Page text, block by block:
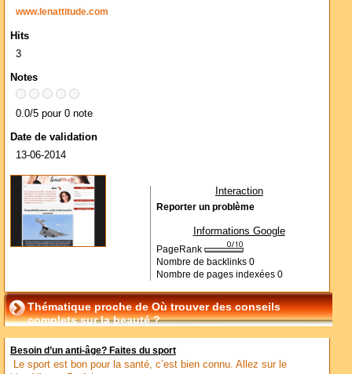
www.lenattitude.com
Hits
3
Notes
0.0/5 pour 0 note
Date de validation
13-06-2014
Interaction
Reporter un problème
Informations Google
PageRank
Nombre de backlinks 0
Nombre de pages indexées 0
Thématique proche de Où trouver des conseils
complets sur la beauté ?
Besoin d’un anti-âge? Faites du sport
Le sport est bon pour la santé, c’est bien connu. Allez sur le